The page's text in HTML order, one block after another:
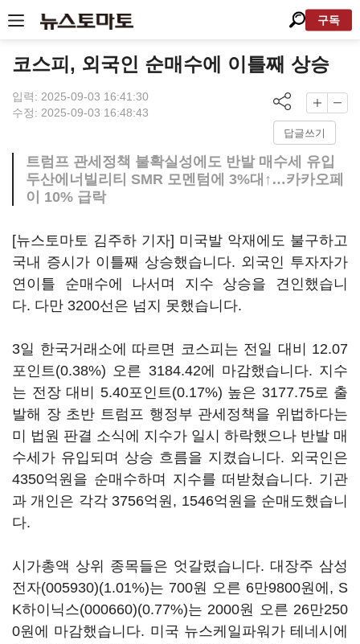
구독
코스피, 외국인 순매수에 이틀째 상승
입력: 2025-09-03 16:41:30
수정: 2025-09-03 16:48:43
답글쓰기
트럼프 관세정책 불확실성에도 반발 매수세 유입
두산에너빌리티 SMR 모멘텀에 3%대↑…카카오페
이 10% 급락
[뉴스토마토 김주하 기자] 미국발 악재에도 불구하고
국내 증시가 이틀째 상승했습니다. 외국인 투자자가
연이틀 순매수에 나서며 지수 상승을 견인했습니
다. 다만 3200선은 넘지 못했습니다.
3일 한국거래소에 따르면 코스피는 전일 대비 12.07
포인트(0.38%) 오른 3184.42에 마감했습니다. 지수
는 전장 대비 5.40포인트(0.17%) 높은 3177.75로 출
발해 장 초반 트럼프 행정부 관세정책을 위법하다는
미 법원 판결 소식에 지수가 일시 하락했으나 반발 매
수세가 유입되며 상승 흐름을 지켰습니다. 외국인은
4350억원을 순매수하며 지수를 떠받쳤습니다. 기관
과 개인은 각각 3756억원, 1546억원을 순매도했습니
다.
시가총액 상위 종목들은 엇갈렸습니다. 대장주 삼성
전자(005930)(1.01%)는 700원 오른 6만9800원에, S
K하이닉스(000660)(0.77%)는 2000원 오른 26만250
0원에 마감했습니다. 미국 뉴스케일파워가 테네시에